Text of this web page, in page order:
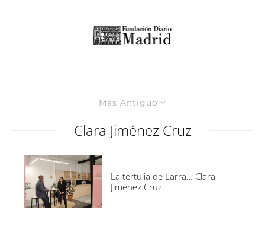
Más Antiguo
Clara Jiménez Cruz
La tertulia de Larra… Clara
Jiménez Cruz